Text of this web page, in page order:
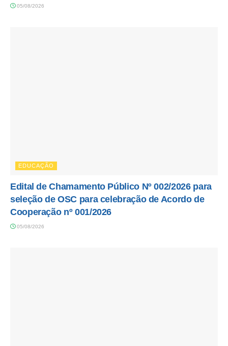
05/08/2026
EDUCAÇÃO
Edital de Chamamento Público Nº 002/2026 para
seleção de OSC para celebração de Acordo de
Cooperação nº 001/2026
05/08/2026